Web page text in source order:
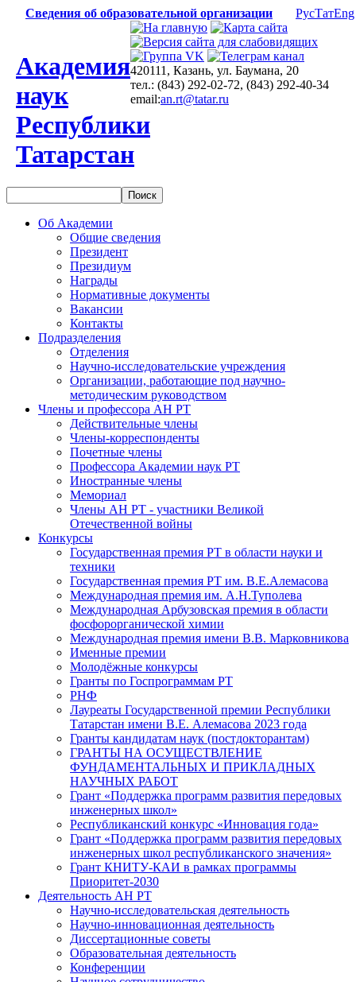
Сведения об образовательной организации РусТатEng
Академия
наук
Республики
Татарстан
420111, Казань, ул. Баумана, 20
тел.: (843) 292-02-72, (843) 292-40-34
email:an.rt@tatar.ru
Об Академии
Общие сведения
Президент
Президиум
Награды
Нормативные документы
Вакансии
Контакты
Подразделения
Отделения
Научно-исследовательские учреждения
Организации, работающие под научно-
методическим руководством
Члены и профессора АН РТ
Действительные члены
Члены-корреспонденты
Почетные члены
Профессора Академии наук РТ
Иностранные члены
Мемориал
Члены АН РТ - участники Великой
Отечественной войны
Конкурсы
Государственная премия РТ в области науки и
техники
Государственная премия РТ им. В.Е.Алемасова
Международная премия им. А.Н.Туполева
Международная Арбузовская премия в области
фосфорорганической химии
Международная премия имени В.В. Марковникова
Именные премии
Молодёжные конкурсы
Гранты по Госпрограммам РТ
РНФ
Лауреаты Государственной премии Республики
Татарстан имени В.Е. Алемасова 2023 года
Гранты кандидатам наук (постдокторантам)
ГРАНТЫ НА ОСУЩЕСТВЛЕНИЕ
ФУНДАМЕНТАЛЬНЫХ И ПРИКЛАДНЫХ
НАУЧНЫХ РАБОТ
Грант «Поддержка программ развития передовых
инженерных школ»
Республиканский конкурс «Инновация года»
Грант «Поддержка программ развития передовых
инженерных школ республиканского значения»
Грант КНИТУ-КАИ в рамках программы
Приоритет-2030
Деятельность АН РТ
Научно-исследовательская деятельность
Научно-инновационная деятельность
Диссертационные советы
Образовательная деятельность
Конференции